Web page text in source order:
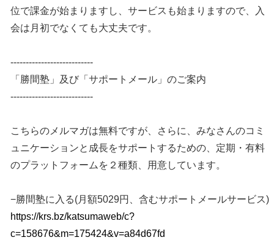
位で課金が始まりますし、サービスも始まりますので、入
会は月初でなくても大丈夫です。
---------------------------
「勝間塾」及び「サポートメール」のご案内
---------------------------
こちらのメルマガは無料ですが、さらに、みなさんのコミ
ュニケーションと成長をサポートするための、定期・有料
のプラットフォームを２種類、用意しています。
−勝間塾に入る(月額5029円、含むサポートメールサービス)
https://krs.bz/katsumaweb/c?
c=158676&m=175424&v=a84d67fd